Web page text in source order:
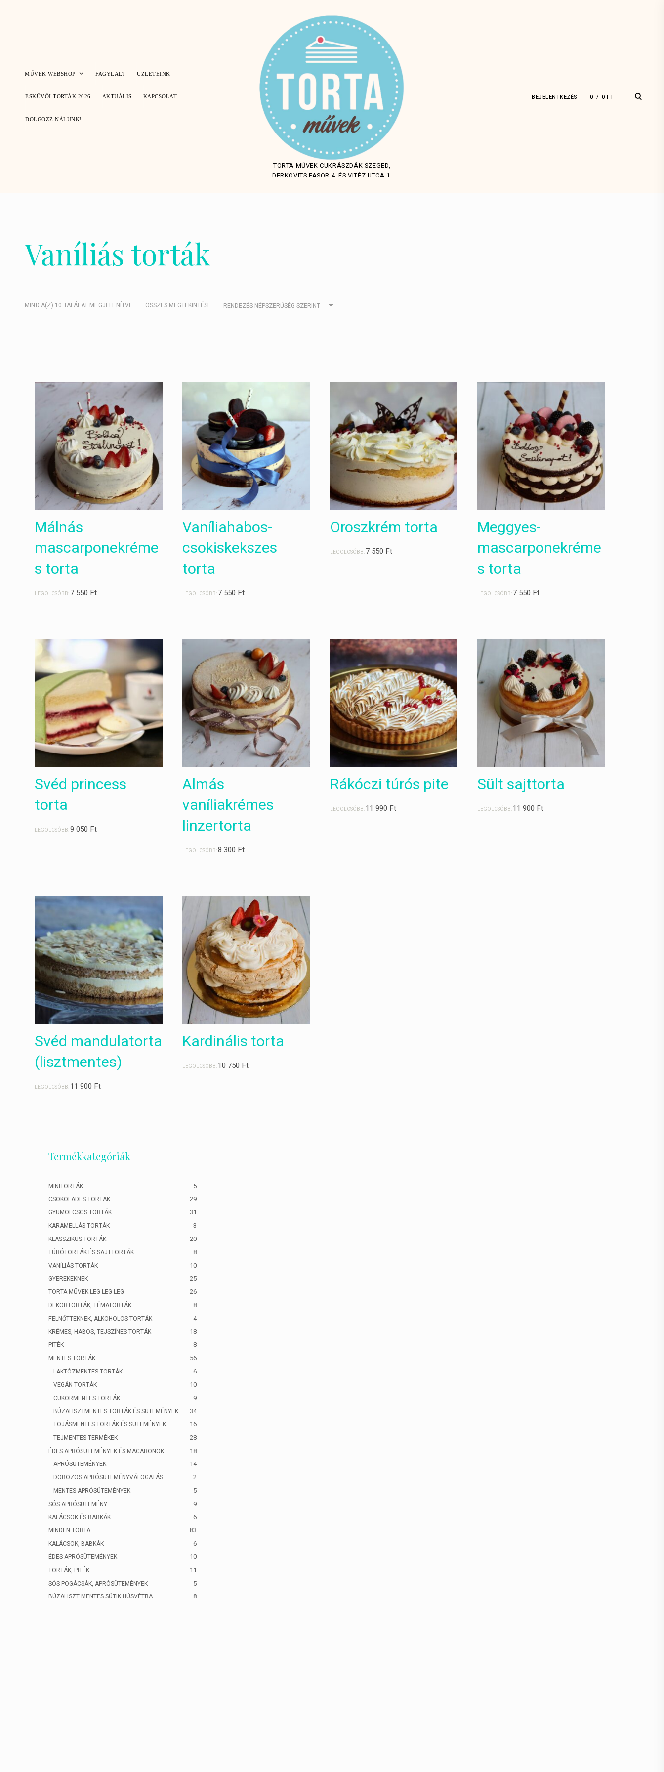
MŰVEK WEBSHOP FAGYLALT ÜZLETEINK
ESKÜVŐI TORTÁK 2026 AKTUÁLIS KAPCSOLAT
DOLGOZZ NÁLUNK!
TORTA MŰVEK CUKRÁSZDÁK SZEGED,
DERKOVITS FASOR 4. ÉS VITÉZ UTCA 1.
BEJELENTKEZÉS 0 0 FT
open
Vaníliás torták
MIND A(Z) 10 TALÁLAT MEGJELENÍTVESORTEDÖSSZES MEGTEKINTÉSE
Málnás
mascarponekréme
s torta
LEGOLCSÓBB: 7 550 Ft
Vaníliahabos-
csokiskekszes
torta
LEGOLCSÓBB: 7 550 Ft
Oroszkrém torta
LEGOLCSÓBB: 7 550 Ft
Meggyes-
mascarponekréme
s torta
LEGOLCSÓBB: 7 550 Ft
Svéd princess
torta
LEGOLCSÓBB:9 050 Ft
Almás
vaníliakrémes
linzertorta
LEGOLCSÓBB:8 300 Ft
Rákóczi túrós pite
LEGOLCSÓBB: 11 990 Ft
Sült sajttorta
LEGOLCSÓBB: 11 900 Ft
Svéd mandulatorta
(lisztmentes)
LEGOLCSÓBB: 11 900 Ft
Kardinális torta
LEGOLCSÓBB: 10 750 Ft
Termékkategóriák
MINITORTÁK 5
CSOKOLÁDÉS TORTÁK 29
GYÜMÖLCSÖS TORTÁK 31
KARAMELLÁS TORTÁK 3
KLASSZIKUS TORTÁK 20
TÚRÓTORTÁK ÉS SAJTTORTÁK 8
VANÍLIÁS TORTÁK 10
GYEREKEKNEK 25
TORTA MŰVEK LEG-LEG-LEG 26
DEKORTORTÁK, TÉMATORTÁK 8
FELNŐTTEKNEK, ALKOHOLOS TORTÁK 4
KRÉMES, HABOS, TEJSZÍNES TORTÁK 18
PITÉK 8
MENTES TORTÁK 56
LAKTÓZMENTES TORTÁK 6
VEGÁN TORTÁK 10
CUKORMENTES TORTÁK 9
BÚZALISZTMENTES TORTÁK ÉS SÜTEMÉNYEK 34
TOJÁSMENTES TORTÁK ÉS SÜTEMÉNYEK 16
TEJMENTES TERMÉKEK 28
ÉDES APRÓSÜTEMÉNYEK ÉS MACARONOK 18
APRÓSÜTEMÉNYEK 14
DOBOZOS APRÓSÜTEMÉNYVÁLOGATÁS 2
MENTES APRÓSÜTEMÉNYEK 5
SÓS APRÓSÜTEMÉNY 9
KALÁCSOK ÉS BABKÁK 6
MINDEN TORTA 83
KALÁCSOK, BABKÁK 6
ÉDES APRÓSÜTEMÉNYEK 10
TORTÁK, PITÉK 11
SÓS POGÁCSÁK, APRÓSÜTEMÉNYEK 5
BÚZALISZT MENTES SÜTIK HÚSVÉTRA 8